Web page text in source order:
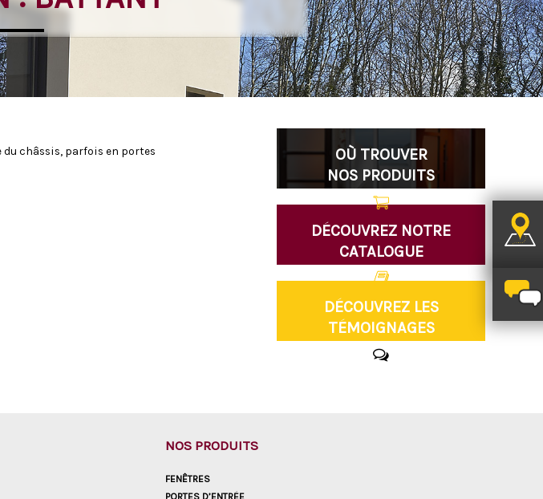
châssis, parfois en portes
OÙ TROUVER
NOS PRODUITS
DÉCOUVREZ NOTRE
CATALOGUE
DÉCOUVREZ LES
TÉMOIGNAGES
NOS PRODUITS
FENÊTRES
PORTES D’ENTRÉE